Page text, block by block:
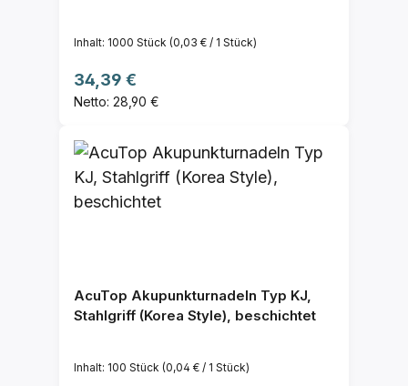
Inhalt: 1000 Stück (0,03 € / 1 Stück)
Regulärer Preis:
34,39 €
Netto: 28,90 €
AcuTop Akupunkturnadeln Typ KJ,
Stahlgriff (Korea Style), beschichtet
Inhalt: 100 Stück (0,04 € / 1 Stück)